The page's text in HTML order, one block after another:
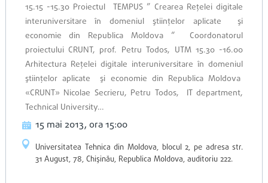
15.15 -15.30 Proiectul TEMPUS ” Crearea Reţelei digitale
interuniversitare în domeniul ştiinţelor aplicate şi
economie din Republica Moldova ” Coordonatorul
proiectului CRUNT, prof. Petru Todos, UTM 15.30 -16.00
Arhitectura Reţelei digitale interuniversitare în domeniul
ştiinţelor aplicate şi economie din Republica Moldova
«CRUNT» Nicolae Secrieru, Petru Todos, IT department,
Technical University…
15 mai 2013, ora 15:00
Universitatea Tehnica din Moldova, blocul 2, pe adresa str.
31 August, 78, Chişinău, Republica Moldova, auditoriu 222.